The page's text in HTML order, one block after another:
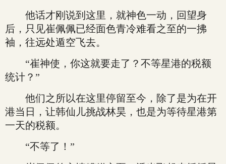
他话才刚说到这里，就神色一动，回望身
后，只见崔佩佩已经面色青冷难看之至的一拂
袖，往远处遁空飞去。
“崔神使，你这就要走了？不等星港的税额
统计？”
他们之所以在这里停留至今，除了是为在开
港当日，让韩仙儿挑战林昊，也是为等待星港第
一天的税额。
“不等了！”